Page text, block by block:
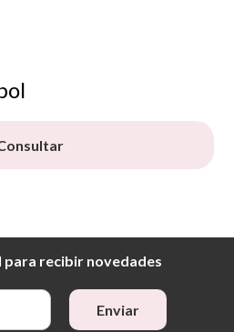
para recibir novedades
Enviar